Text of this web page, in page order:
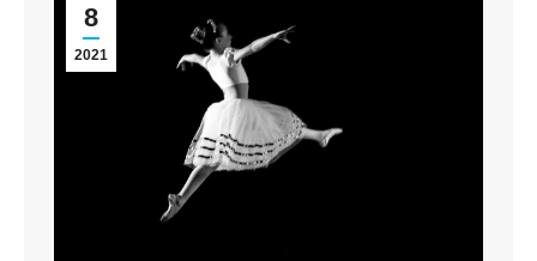
8
2021